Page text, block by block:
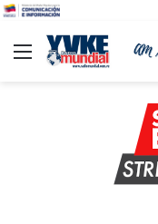
Menu